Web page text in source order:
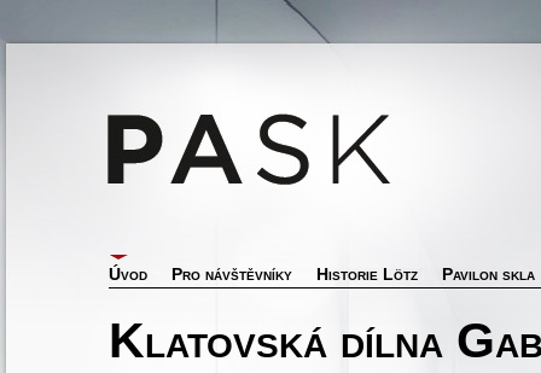
Úvod Pro návštěvníky Historie Lötz Pavilon skla
Klatovská dílna